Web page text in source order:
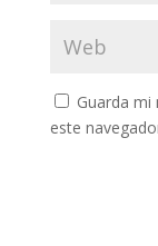
Guarda
este